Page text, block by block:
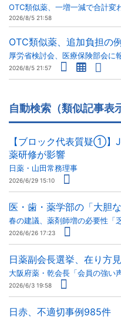
OTC類似薬、一増一減で合計変
2026/8/5 21:58
OTC類似薬、追加負担の
厚労省検討会、医療保険部会に
2026/8/5 21:57
自動検索（類似記事表
【ブロック代表質疑①】
薬研修が影響
日薬・山田常務理事
2026/6/29 15:10
医・歯・薬学部の「大胆
春の建議、薬剤師増の必要性「
2026/6/26 17:23
日薬副会長選挙、在り方
大阪府薬・乾会長「会員の強い
2026/6/3 19:58
日赤、不適切事例985件